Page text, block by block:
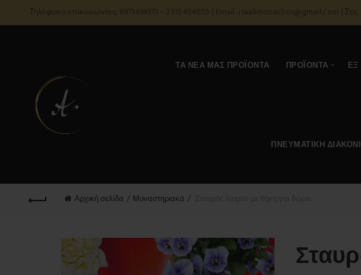
Τηλέφωνο επικοινωνίας: 6973899373 - 2310454655 | Email: isaakmonachos@gmail.com |
ΤΑ ΝΈΑ ΜΑΣ ΠΡΟΪΌΝΤΑ ΠΡΟΪΌΝΤΑ
ΠΝΕΥΜΑΤΙΚΉ
Αρχική σελίδα Μοναστηριακά